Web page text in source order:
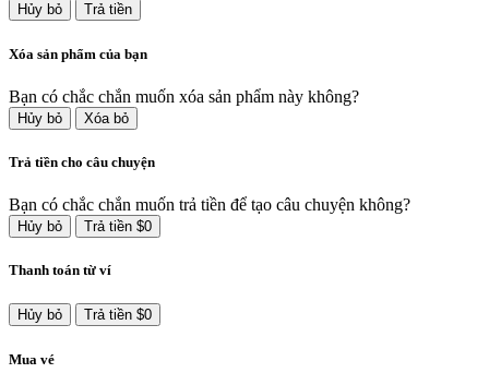
Hủy bỏ Trả tiền
Xóa sản phẩm của bạn
Bạn có chắc chắn muốn xóa sản phẩm này không?
Hủy bỏ Xóa bỏ
Trả tiền cho câu chuyện
Bạn có chắc chắn muốn trả tiền để tạo câu chuyện không?
Hủy bỏ Trả tiền $0
Thanh toán từ ví
Hủy bỏ Trả tiền $0
Mua vé